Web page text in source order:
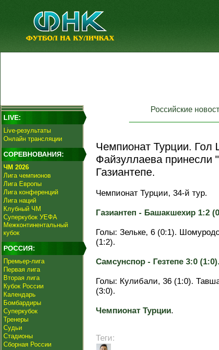
LIVE:
Live-результаты
Онлайн трансляции
СОРЕВНОВАНИЯ:
ЧМ 2026
Лига чемпионов
Лига Европы
Лига конференций
Лига наций
Клубный ЧМ
Суперкубок УЕФА
Межконтинентальный
кубок
РОССИЯ:
Премьер-лига
Первая лига
Вторая лига
Кубок России
Календарь
Бомбардиры
Суперкубок
Тренеры
Судьи
Стадионы
Сборная России
Российские
Чемпионат Турции. Гол
Файзуллаева
Газиантепе.
Чемпионат Турции, 34-й тур.
Газиантеп - Башакшехир 1:2
Голы: Зельке, 6 (0:1).
(1:2).
Самсунспор - Гезтепе 3:0
Голы: Кулибали, 36 (1:0).
(3:0).
Чемпионат Турции.
Теги: